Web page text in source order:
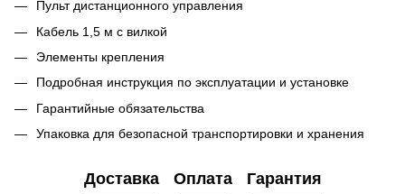
Пульт дистанционного управления
Кабель 1,5 м с вилкой
Элементы крепления
Подробная инструкция по эксплуатации и установке
Гарантийные обязательства
Упаковка для безопасной транспортировки и хранения
Доставка Оплата Гарантия